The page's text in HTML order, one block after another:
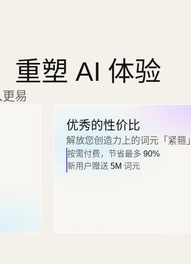
重塑 AI 体验
易
优秀的性价比
解放您创造力上的词元「紧箍」
按需付费，节省最多 90%
新用户赠送 5M 词元